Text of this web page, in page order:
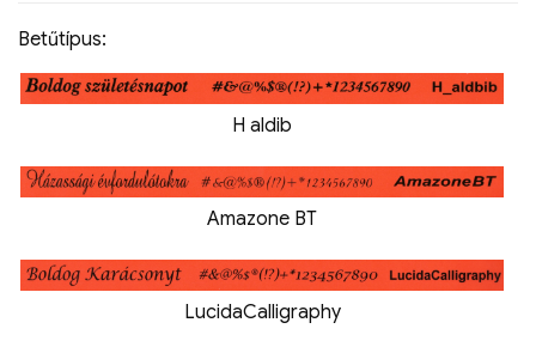
Betűtípus:
H aldib
Amazone BT
LucidaCalligraphy